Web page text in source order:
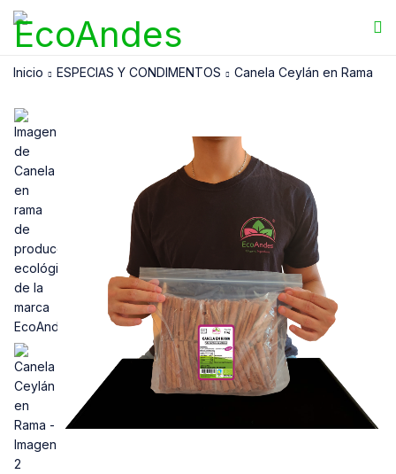
Inicio ESPECIAS Y CONDIMENTOS Canela Ceylán en Rama